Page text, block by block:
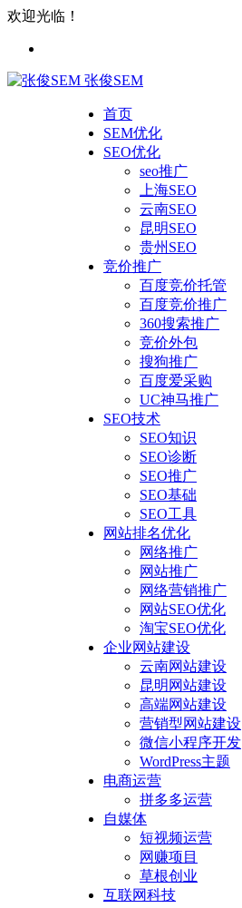
欢迎光临！
张俊SEM
首页
SEM优化
SEO优化
seo推广
上海SEO
云南SEO
昆明SEO
贵州SEO
竞价推广
百度竞价托管
百度竞价推广
360搜索推广
竞价外包
搜狗推广
百度爱采购
UC神马推广
SEO技术
SEO知识
SEO诊断
SEO推广
SEO基础
SEO工具
网站排名优化
网络推广
网站推广
网络营销推广
网站SEO优化
淘宝SEO优化
企业网站建设
云南网站建设
昆明网站建设
高端网站建设
营销型网站建设
微信小程序开发
WordPress主题
电商运营
拼多多运营
自媒体
短视频运营
网赚项目
草根创业
互联网科技